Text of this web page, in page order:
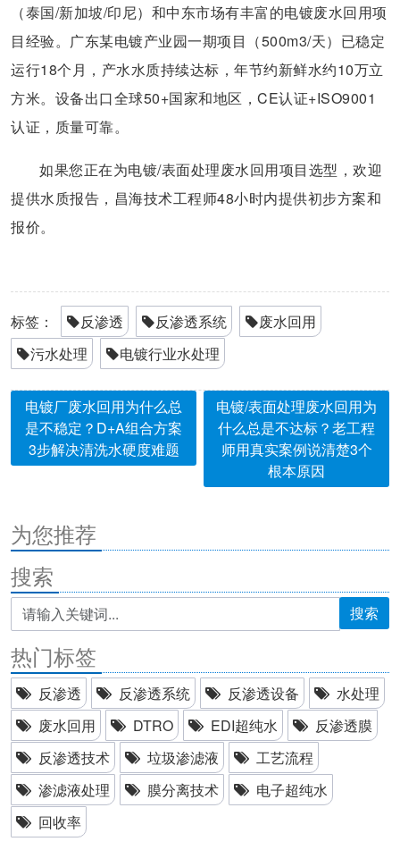
（泰国/新加坡/印尼）和中东市场有丰富的电镀废水回用项
目经验。广东某电镀产业园一期项目（500m3/天）已稳定
运行18个月，产水水质持续达标，年节约新鲜水约10万立
方米。设备出口全球50+国家和地区，CE认证+ISO9001
认证，质量可靠。
如果您正在为电镀/表面处理废水回用项目选型，欢迎
提供水质报告，昌海技术工程师48小时内提供初步方案和
报价。
标签： 反渗透 反渗透系统
废水回用
污水处理
电镀行业水处理
电镀厂废水回用为什么总
是不稳定？D+A组合方案
3步解决清洗水硬度难题
电镀/表面处理废水回用为
什么总是不达标？老工程
师用真实案例说清楚3个
根本原因
为您推荐
搜索
搜索
热门标签
反渗透 反渗透系统 反渗透设备
水处理
废水回用
DTRO EDI超纯水
反渗透膜
反渗透技术
垃圾渗滤液
工艺流程
渗滤液处理
膜分离技术
电子超纯水
回收率